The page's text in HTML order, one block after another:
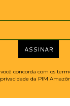
ASSINAR
concorda com os
privacidade da PIM